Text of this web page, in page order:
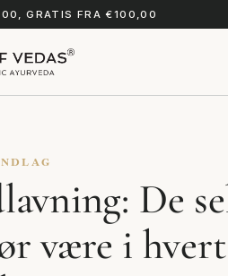
GRATIS FRA €100,00
De
være i